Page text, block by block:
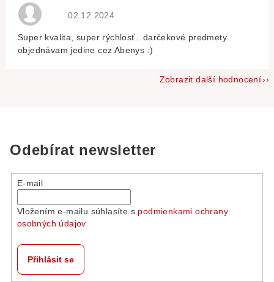
Hodnocení obchodu je 5 z 5 hvězdiček.
02.12.2024
Super kvalita, super rýchlosť...darčekové predmety
objednávam jedine cez Abenys :)
Zobrazit další hodnocení
Odebírat newsletter
E-mail
Vložením e-mailu súhlasíte s podmienkami ochrany
osobných údajov
Přihlásit se